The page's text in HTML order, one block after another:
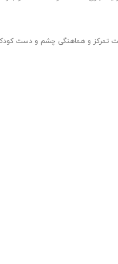
تمرکز و هماهنگی چشم و دست